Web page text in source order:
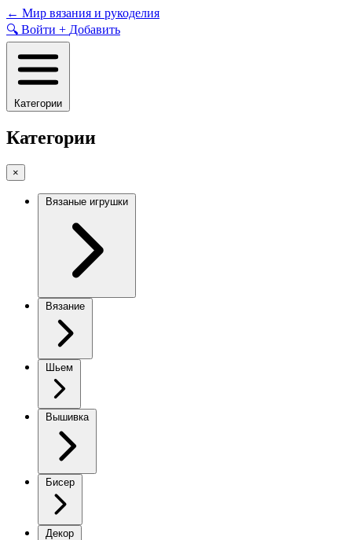
Skip
to
content
← Мир вязания и рукоделия
🔍 Войти + Добавить
Категории
Категории
×
Вязаные игрушки
Вязание
Шьем
Вышивка
Бисер
Декор